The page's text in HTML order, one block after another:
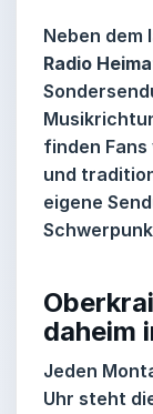
Neben
Radio
finden Fans
und
eigene
daheim
Jeden
Uhr steht